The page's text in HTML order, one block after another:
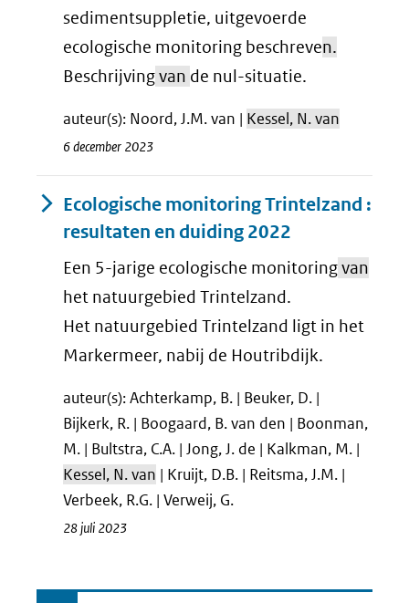
sedimentsuppletie, uitgevoerde
ecologische monitoring beschreven.
Beschrijvingvan de nul-situatie.
auteur(s): Noord, J.M. van | Kessel, N. van
6 december 2023
Ecologische monitoring Trintelzand :
resultaten en duiding 2022
Een 5-jarige ecologische monitoringvan
het natuurgebied Trintelzand.
Het natuurgebied Trintelzand ligt in het
Markermeer, nabij de Houtribdijk.
auteur(s): Achterkamp, B. | Beuker, D. |
Bijkerk, R. | Boogaard, B. van den | Boonman,
M. | Bultstra, C.A. | Jong, J. de | Kalkman, M. |
Kessel, N. van | Kruijt, D.B. | Reitsma, J.M. |
Verbeek, R.G. | Verweij, G.
28 juli 2023